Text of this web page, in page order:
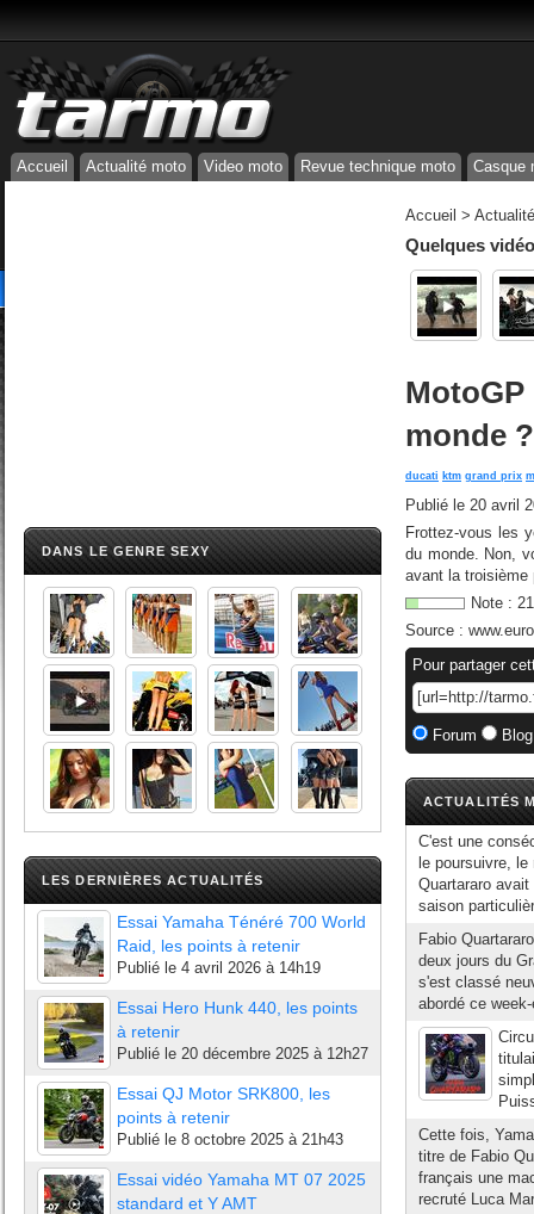
Accueil Actualité moto Video moto Revue technique moto Casque
DANS LE GENRE SEXY
LES DERNIÈRES ACTUALITÉS
Essai Yamaha Ténéré 700 World
Raid, les points à retenir
Publié le 4 avril 2026 à 14h19
Essai Hero Hunk 440, les points
à retenir
Publié le 20 décembre 2025 à 12h27
Essai QJ Motor SRK800, les
points à retenir
Publié le 8 octobre 2025 à 21h43
Essai vidéo Yamaha MT 07 2025
standard et Y AMT
Accueil >
Quelques
monde
ducati ktm grand prix
Publié le 20 avril
Frottez-vous les
du monde. Non,
avant la troisième
Note : 21
Source :
Pour partager
Forum
ACTUALITÉS
C'est une
le poursuivre,
Quartararo
saison
Fabio
deux jours du
s'est classé
abordé ce
Cette fois,
titre de Fabio
français une
recruté Luca